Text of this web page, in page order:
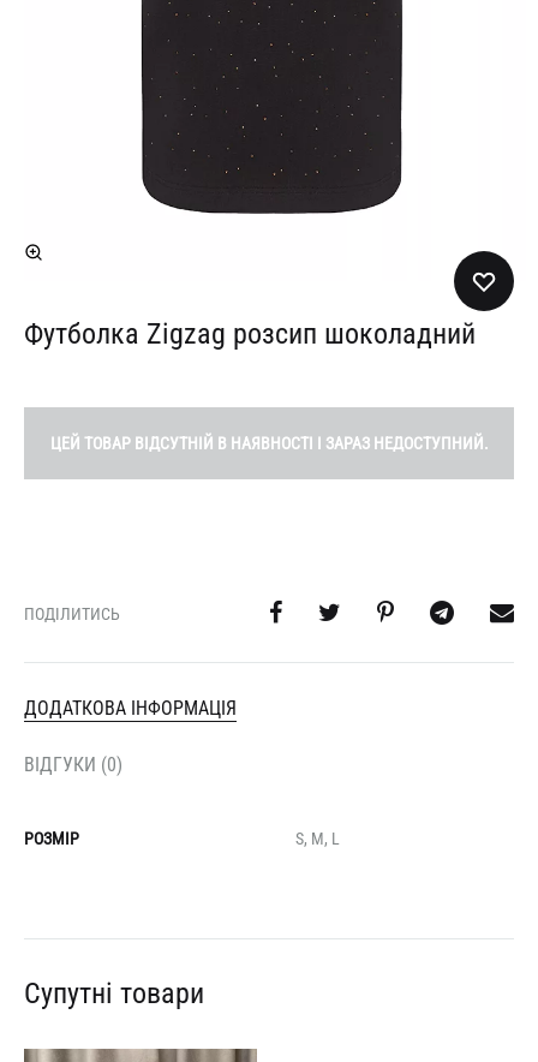
Футболка Zigzag розсип шоколадний
ЦЕЙ ТОВАР ВІДСУТНІЙ В НАЯВНОСТІ І ЗАРАЗ НЕДОСТУПНИЙ.
ПОДІЛИТИСЬ
ДОДАТКОВА ІНФОРМАЦІЯ
ВІДГУКИ (0)
РОЗМІР S, M, L
Супутні товари